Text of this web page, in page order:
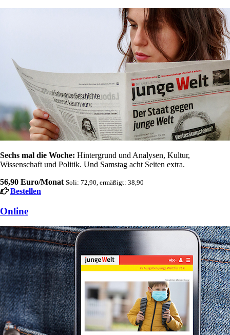
Sechs mal die Woche: Hintergrund und Analysen, Kultur,
Wissenschaft und Politik. Und Samstag acht Seiten extra.
56,90 Euro/Monat Soli: 72,90, ermäßigt: 38,90
Bestellen
Online